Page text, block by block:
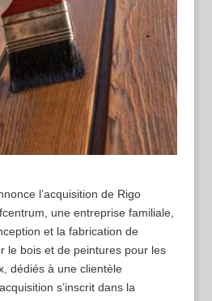
l’acquisition de Rigo
une entreprise familiale,
et la fabrication de
le bois et de peintures pour les
dédiés à une clientèle
s’inscrit dans la